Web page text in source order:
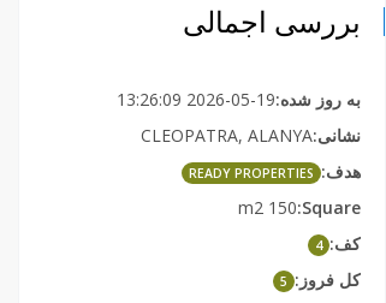
بررسی اجمالی
به روز شده:2026-05-19 13:26:09
نشانی:CLEOPATRA, ALANYA
هدف: READY PROPERTIES
Square:
150 m2
کف: 4
کل فروز: 5